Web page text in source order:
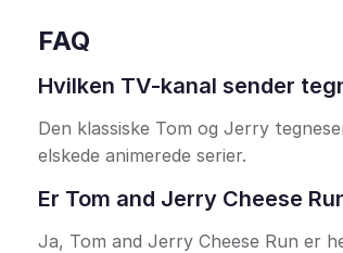
FAQ
Hvilken TV-kanal sender
Den klassiske Tom og Jerry
elskede animerede serier.
Er Tom and Jerry Cheese
Ja, Tom and Jerry Cheese Run er